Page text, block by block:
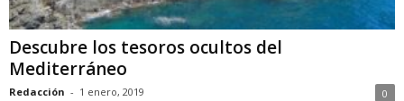
Descubre los tesoros ocultos del
Mediterráneo
Redacción - 1 enero, 2019 0